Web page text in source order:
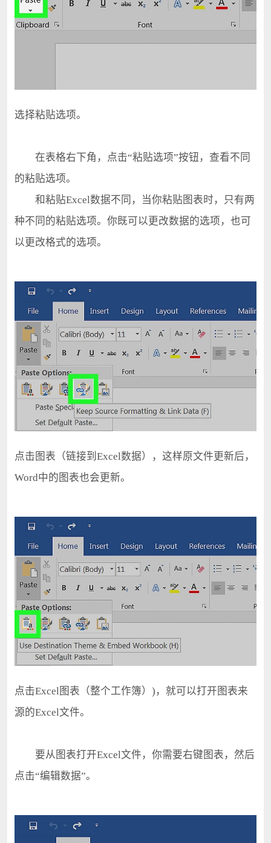
选择粘贴选项。
在表格右下角，点击“粘贴选项”按钮，查看不同
的粘贴选项。
和粘贴Excel数据不同，当你粘贴图表时，只有两
种不同的粘贴选项。你既可以更改数据的选项，也可
以更改格式的选项。
点击图表（链接到Excel数据），这样原文件更新后，
Word中的图表也会更新。
点击Excel图表（整个工作簿）)，就可以打开图表来
源的Excel文件。
要从图表打开Excel文件，你需要右键图表，然后
点击“编辑数据”。